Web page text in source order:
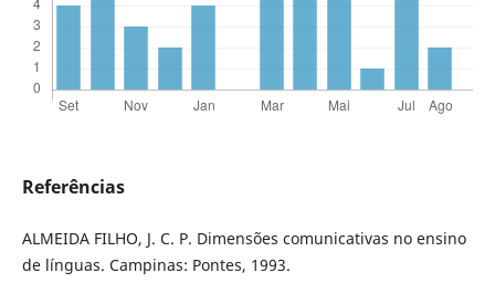
Referências
ALMEIDA FILHO, J. C. P. Dimensões comunicativas no ensino
de línguas. Campinas: Pontes, 1993.